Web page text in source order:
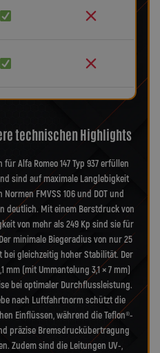
technischen Highlights
Alfa Romeo 147 Typ 937 erfüllen
sind auf maximale Langlebigkeit
FMVSS 106 und DOT und
deutlich. Mit einem Berstdruck von
von mehr als 249 Kp sind sie für
minimale Biegeradius von nur 25
gleichzeitig hoher Stabilität. Der
mm (mit Ummantelung 3,1 × 7 mm)
bei optimaler Durchflussleistung.
nach Luftfahrtnorm schützt die
Einflüssen, während die Teflon®-
präzise Bremsdruckübertragung
Zudem sind die Leitungen UV-,